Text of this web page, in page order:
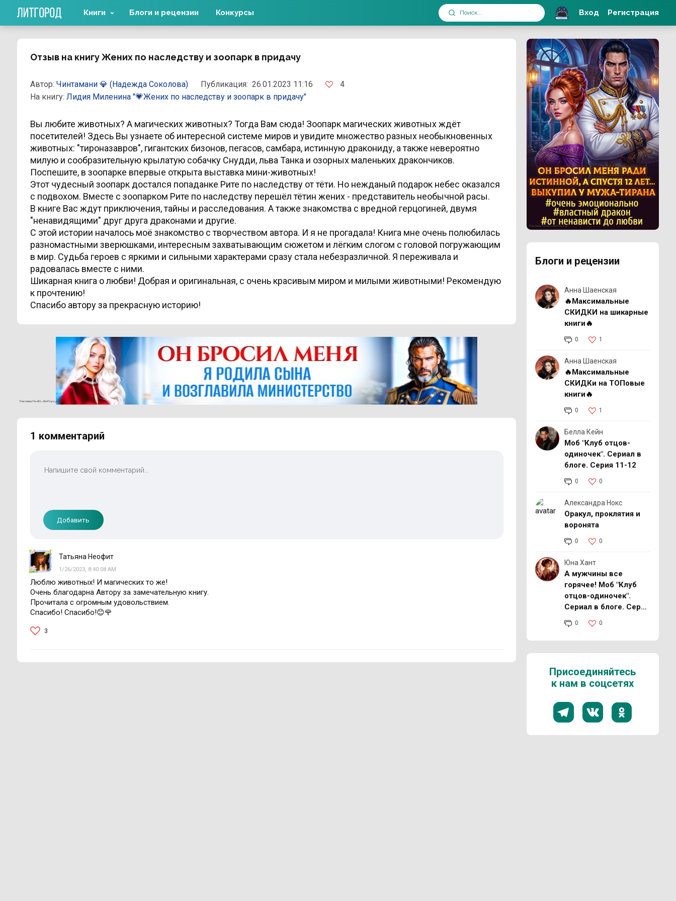
Отзыв на книгу Жених по наследству и зоопарк в придачу
Автор: Чинтамани 💎 (Надежда Соколова) Публикация: 26.01.2023 11:16
4
На книгу: Лидия Миленина "💗Жених по наследству и зоопарк в придачу"
Вы любите животных? А магических животных? Тогда Вам сюда! Зоопарк магических животных ждёт
посетителей! Здесь Вы узнаете об интересной системе миров и увидите множество разных необыкновенных
животных: "тироназавров", гигантских бизонов, пегасов, самбара, истинную дракониду, а также невероятно
милую и сообразительную крылатую собачку Снудди, льва Танка и озорных маленьких дракончиков.
Поспешите, в зоопарке впервые открыта выставка мини-животных!
Этот чудесный зоопарк достался попаданке Рите по наследству от тёти. Но нежданый подарок небес оказался
с подвохом. Вместе с зоопарком Рите по наследству перешёл тётин жених - представитель необычной расы.
В книге Вас ждут приключения, тайны и расследования. А также знакомства с вредной герцогиней, двумя
"ненавидящими" друг друга драконами и другие.
С этой истории началось моё знакомство с творчеством автора. И я не прогадала! Книга мне очень полюбилась
разномастными зверюшками, интересным захватывающим сюжетом и лёгким слогом с головой погружающим
в мир. Судьба героев с яркими и сильными характерами сразу стала небезразличной. Я переживала и
радовалась вместе с ними.
Шикарная книга о любви! Добрая и оригинальная, с очень красивым миром и милыми животными! Рекомендую
к прочтению!
Спасибо автору за прекрасную историю!
Реклама 16+ АО «ЛитГород»
1 комментарий
Добавить
Татьяна Неофит
1/26/2023, 8:40:08 AM
Люблю животных! И магических то же!
Очень благодарна Автору за замечательную книгу.
Прочитала с огромным удовольствием.
Спасибо! Спасибо!😊🌹
3
Блоги и рецензии
Анна Шаенская
🔥Максимальные
СКИДКИ на шикарные
книги🔥
0 1
Анна Шаенская
🔥Максимальные
СКИДКи на ТОПовые
книги🔥
0 1
Белла Кейн
Моб "Клуб отцов-
одиночек". Сериал в
блоге. Серия 11-12
0 0
Александра Нокс
Оракул, проклятия и
воронята
0 0
Юна Хант
А мужчины все
горячее! Моб "Клуб
отцов-одиночек".
Сериал в блоге. Серия
11-12
0 0
Присоединяйтесь
к нам в соцсетях
Реклама 16+ АО «ЛитГород»
Книги Блоги и рецензии Конкурсы Вход Регистрация